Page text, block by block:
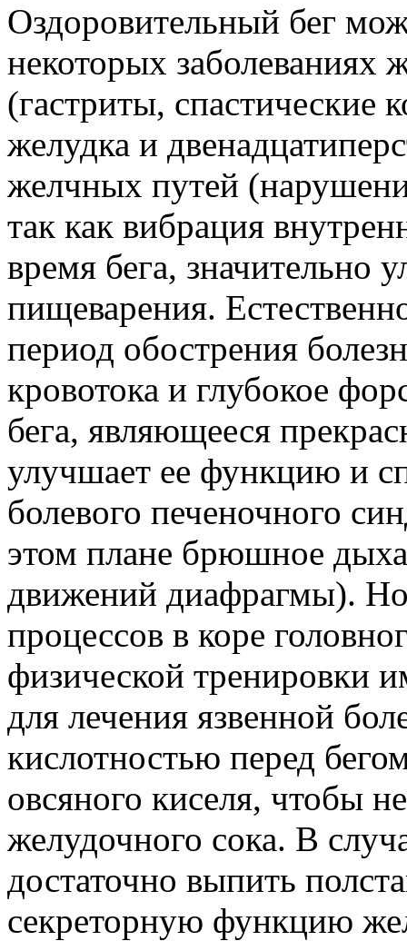
Оздоровительный бег
некоторых заболеваниях
(гастриты, спастические
желудка и
желчных путей
так как вибрация
время бега, значительно
пищеварения.
период обострения
кровотока и глубокое
бега, являющееся
улучшает ее функцию и
болевого печеночного
этом плане брюшное
движений диафрагмы).
процессов в коре
физической тренировки
для лечения язвенной
кислотностью перед
овсяного киселя, чтобы
желудочного сока. В
достаточно выпить
секреторную функцию